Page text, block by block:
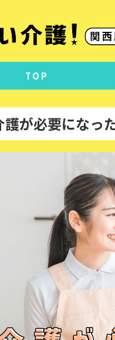
TOP
護が必要になっ